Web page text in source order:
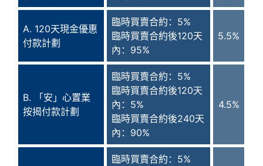
A. 120天現金優惠
付款計劃
臨時買賣合約：5%
臨時買賣合約後120天
內：95%
5.5%
B. 「安」心置業
按揭付款計劃
臨時買賣合約：5%
臨時買賣合約後120天
內：5%
臨時買賣合約後240天
內：90%
4.5%
臨時買賣合約：5%